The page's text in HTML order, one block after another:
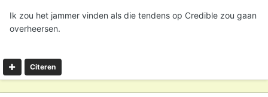
Ik zou het jammer vinden als die tendens op Credible zou gaan
overheersen.
Citeren